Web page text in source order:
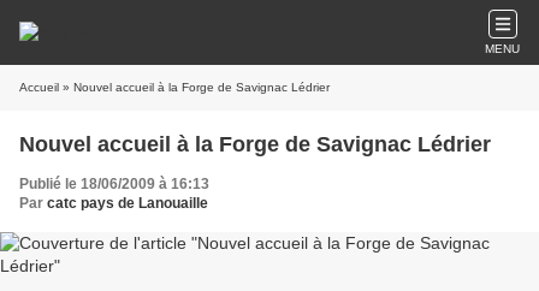
MENU
Accueil » Nouvel accueil à la Forge de Savignac Lédrier
Nouvel accueil à la Forge de Savignac Lédrier
Publié le 18/06/2009 à 16:13
Par catc pays de Lanouaille